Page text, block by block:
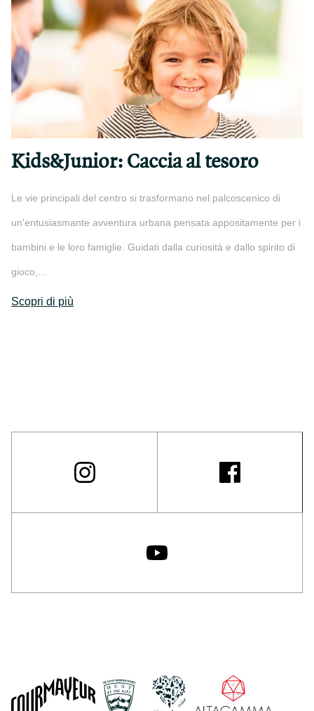
Kids&Junior: Caccia al tesoro
Le vie principali del centro si trasformano nel palcoscenico di
un'entusiasmante avventura urbana pensata appositamente per i
bambini e le loro famiglie. Guidati dalla curiosità e dallo spirito di
gioco,…
Scopri di più